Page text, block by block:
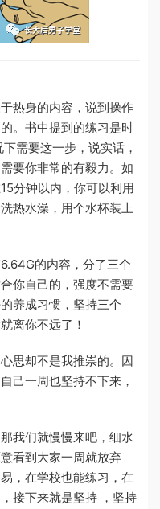
热身的内容，说到操作
。书中提到的练习是时
需要这一步，说实话，
要你非常的有毅力。如
分钟以内，你可以利用
热水澡，用个水杯装上
的内容，分了三个
你自己的，强度不需要
养成习惯，坚持三个
离你不远了！
思却不是我推崇的。因
己一周也坚持不下来，
我们就慢慢来吧，细水
看到大家一周就放弃
，在学校也能练习，在
接下来就是坚持 ，坚持